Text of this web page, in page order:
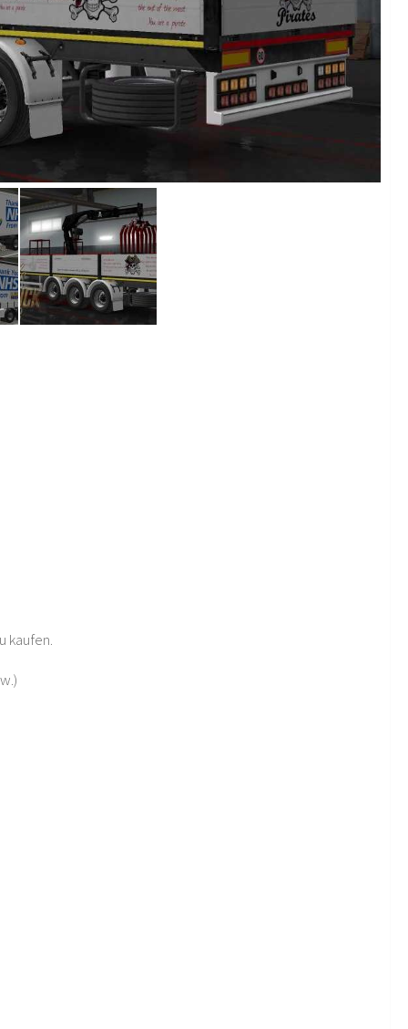
kaufen.